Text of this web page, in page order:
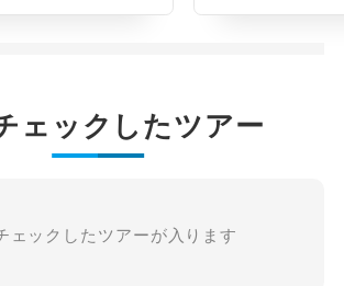
ェックしたツアー
ェックしたツアーが入ります